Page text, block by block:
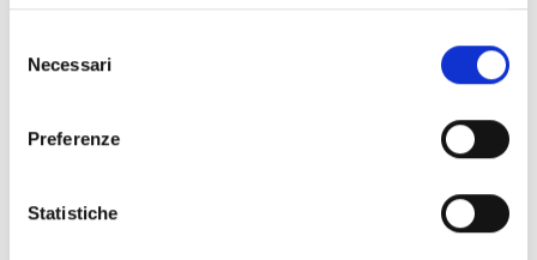
delNecessari
Preferenze
Statistiche
Aspetti ereditari o congeniti possono svolgere un ruolo
disturbo ossessivo
temperamento ansioso può incidere sullo sviluppo di
questodisturbo.
familiare e socio culturale possono contribuire; le più